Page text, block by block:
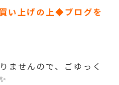
い上げの上◆ブログを
ませんので、ごゆっく